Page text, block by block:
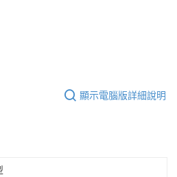
顯示電腦版詳細說明